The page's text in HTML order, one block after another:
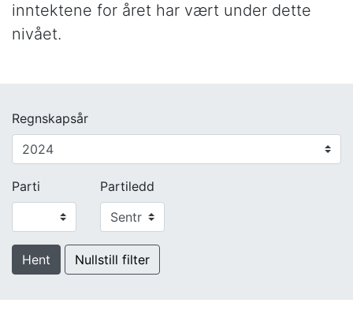
inntektene for året har vært under dette
nivået.
Regnskapsår
Parti Partiledd
Hent Nullstill filter